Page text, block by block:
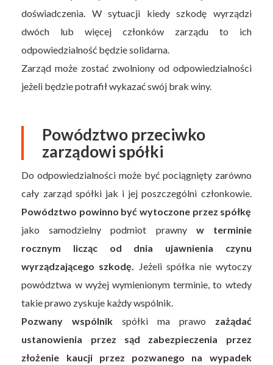
doświadczenia. W sytuacji kiedy szkodę wyrządzi
dwóch lub więcej członków zarządu to ich
odpowiedzialność będzie solidarna.
Zarząd może zostać zwolniony od odpowiedzialności
jeżeli będzie potrafił wykazać swój brak winy.
Powództwo przeciwko
zarządowi spółki
Do odpowiedzialności może być pociągnięty zarówno
cały zarząd spółki jak i jej poszczególni członkowie.
Powództwo powinno być wytoczone przez spółkę
jako samodzielny podmiot prawny w terminie
rocznym licząc od dnia ujawnienia czynu
wyrządzającego szkodę. Jeżeli spółka nie wytoczy
powództwa w wyżej wymienionym terminie, to wtedy
takie prawo zyskuje każdy wspólnik.
Pozwany wspólnik spółki ma prawo zażądać
ustanowienia przez sąd zabezpieczenia przez
złożenie kaucji przez pozwanego na wypadek